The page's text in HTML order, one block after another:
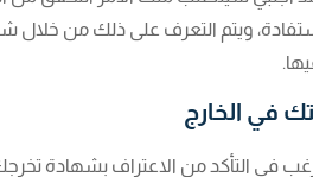
ويتم التعرف على ذلك من خلال
في الخارج
في التأكد من الاعتراف بشهادة